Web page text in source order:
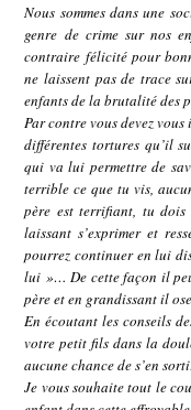
Nous sommes dans une
genre de crime sur nos
contraire félicité pour
ne laissent pas de trace
enfants de la brutalité des
Par contre vous devez
différentes tortures qu’il
qui va lui permettre de
terrible ce que tu vis,
père est terrifiant, tu
laissant s’exprimer et
pourrez continuer en lui
lui »… De cette façon il
père et en grandissant il
En écoutant les conseils
votre petit fils dans la
aucune chance de s’en
Je vous souhaite tout le